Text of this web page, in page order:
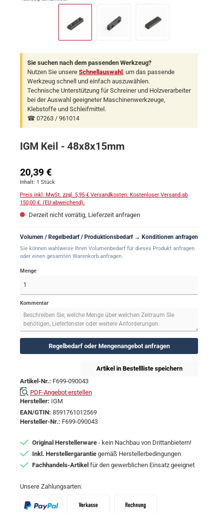
Sie suchen nach dem passenden Werkzeug?
Nutzen Sie unsere Schnellauswahl , um das passende
Werkzeug schnell und einfach auszuwählen.
Technische Unterstützung für Schreiner und Holzverarbeiter
bei der Auswahl geeigneter Maschinenwerkzeuge,
Klebstoffe und Schleifmittel.
☎ 07263 / 961014
IGM Keil - 48x8x15mm
Regulärer Preis:
20,39 €
Inhalt: 1 Stück
Preis inkl. MwSt. zzgl. 5,95 € Versandkosten. Kostenloser Versand ab
150,00 €. (EU abweichend).
Derzeit nicht vorrätig, Lieferzeit anfragen
Volumen / Regelbedarf / Produktionsbedarf → Konditionen anfragen
Sie können wahlweise Ihren Volumenbedarf für dieses Produkt anfragen
oder einen gesamten Warenkorb anfragen.
Menge
Kommentar
Regelbedarf oder Mengenangebot anfragen
Artikel in Bestellliste speichern
Artikel-Nr.: F699-090043
PDF-Angebot erstellen
Hersteller: IGM
EAN/GTIN: 8591761012569
Hersteller-Nr.: F699-090043
Original Herstellerware - kein Nachbau von Drittanbietern!
Inkl. Herstellergarantie gemäß Herstellerbedingungen
Fachhandels-Artikel für den gewerblichen Einsatz geeignet
Unsere Zahlungsarten: